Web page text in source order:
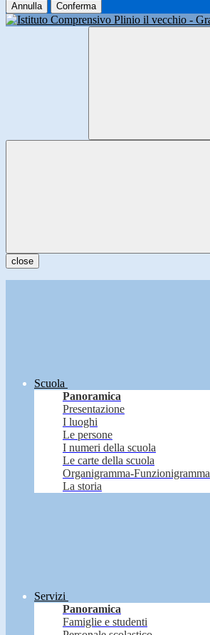
Annulla Conferma
close
Scuola
Panoramica
Presentazione
I luoghi
Le persone
I numeri della scuola
Le carte della scuola
Organigramma-Funzionigramma
La storia
Servizi
Panoramica
Famiglie e studenti